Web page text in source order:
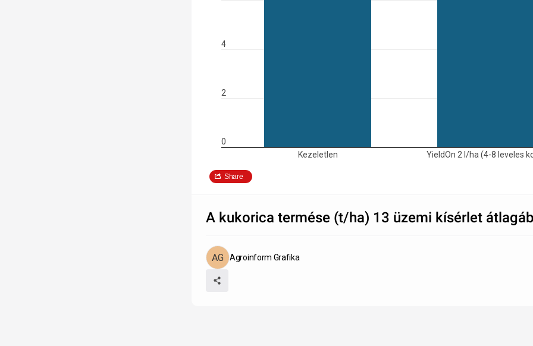
4
2
0
Kezeletlen
YieldOn 2 l/ha (4-8 leveles
Share
A kukorica termése (t/ha) 13 üzemi kísérlet
Agroinform Grafika